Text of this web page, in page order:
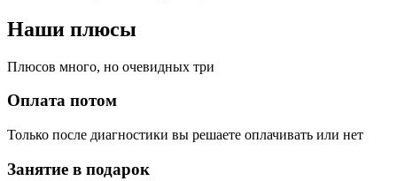
Наши плюсы
Плюсов много, но очевидных три
Оплата потом
Только после диагностики вы решаете оплачивать или нет
Занятие в подарок